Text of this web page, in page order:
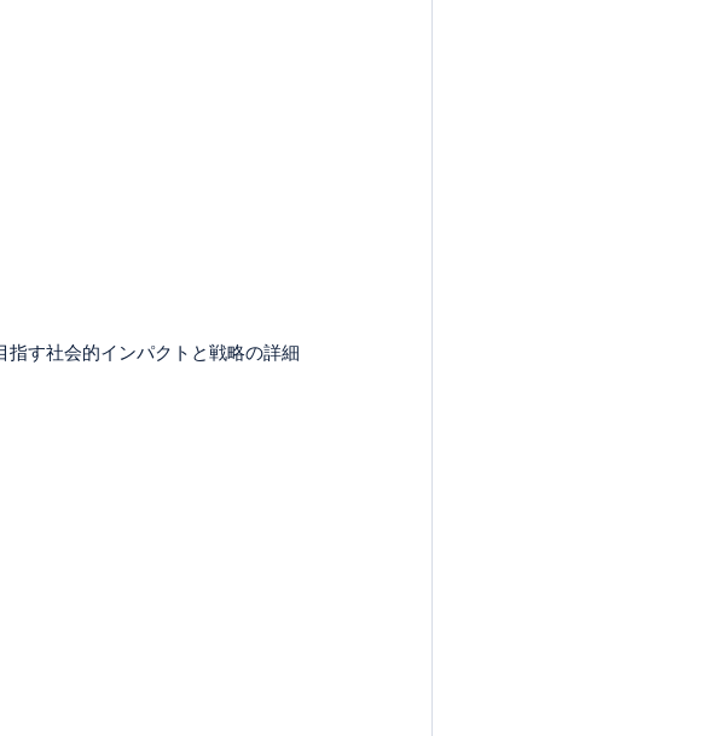
す社会的インパクトと戦略の詳細